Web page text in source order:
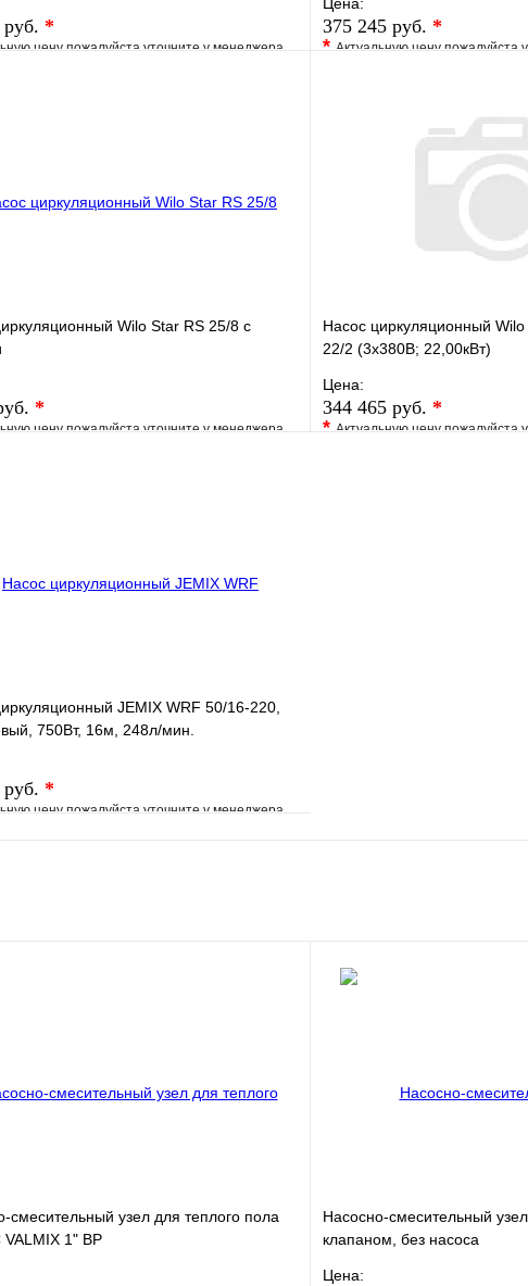
*
цену пожалуйста уточните у менеджера
375 245 руб. *
*Актуальную цену пожалуйста
Wilo Star RS 25/8 с
*
цену пожалуйста уточните у менеджера
Насос циркуляционный
22/2 (3х380В; 22,00кВт)
Цена:
344 465 руб. *
*Актуальную цену пожалуйста
JEMIX WRF 50/16-220,
750Вт, 16м, 248л/мин.
*
цену пожалуйста уточните у менеджера
Сравнение
В корзину
смесительный узел для теплого пола
VALMIX 1" ВР
Насосно-смесительный
клапаном, без насоса
Цена: